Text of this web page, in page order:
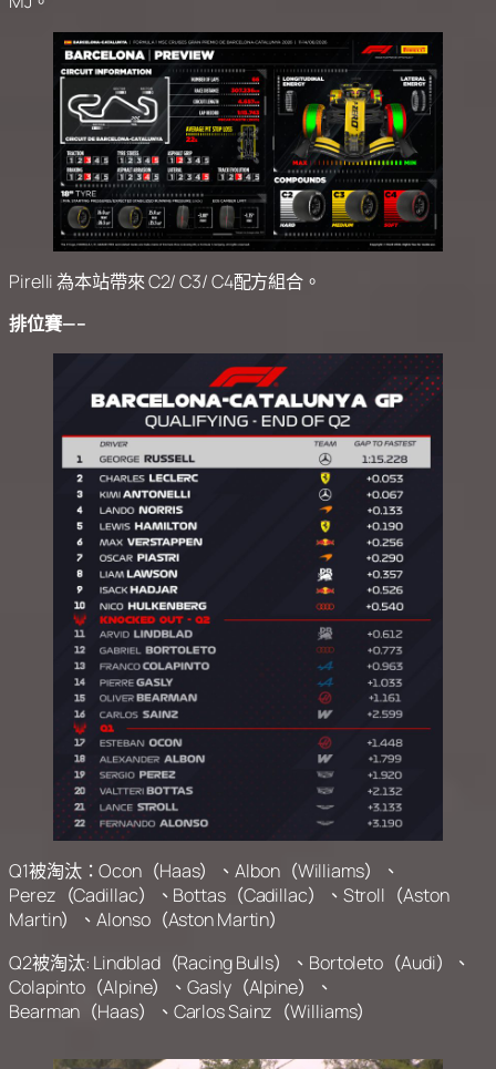
Pirelli 為本站帶來 C2/ C3/ C4配方組合。
排位賽—–
Q1被淘汰：Ocon（Haas）、Albon（Williams）、
Perez（Cadillac）、Bottas（Cadillac）、Stroll（Aston
Martin）、Alonso（Aston Martin）
Q2被淘汰: Lindblad（Racing Bulls）、Bortoleto（Audi）、
Colapinto（Alpine）、Gasly（Alpine）、
Bearman（Haas）、Carlos Sainz（Williams）